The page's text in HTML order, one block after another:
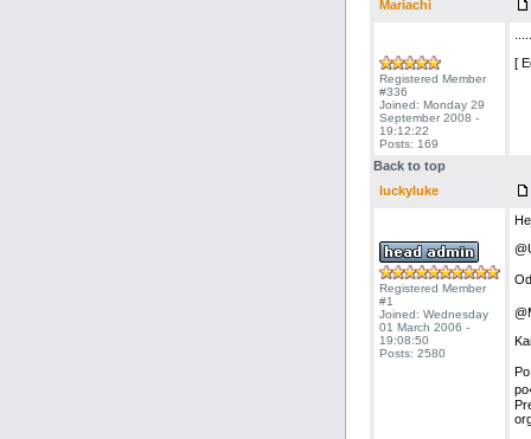
Mariachi
Registered Member
#336
Joined: Monday 29
September 2008 -
19:12:22
Posts: 169
[
Back to top
luckyluke
Registered Member
#1
Joined: Wednesday
01 March 2006 -
19:08:50
Posts: 2580